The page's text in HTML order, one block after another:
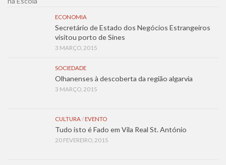
ECONOMIA
Secretário de Estado dos Negócios Estrangeiros
visitou porto de Sines
3 MARÇO, 2015
SOCIEDADE
Olhanenses à descoberta da região algarvia
3 MARÇO, 2015
CULTURA/ EVENTO
Tudo isto é Fado em Vila Real St. António
20 FEVEREIRO, 2015